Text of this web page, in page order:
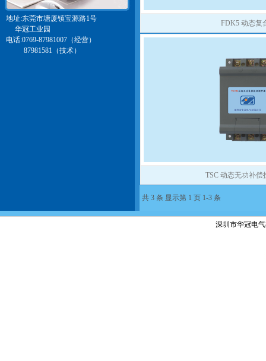
地址:东莞市塘厦镇宝源路1号
华冠工业园
电话:0769-87981007（经营）
87981581（技术）
FDK5 动态复
TSC 动态无功补偿
共 3 条 显示第 1 页 1-3 条
深圳市华冠电